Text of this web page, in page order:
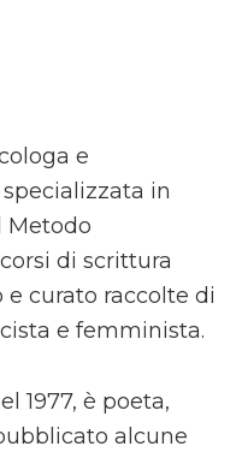
e
in
Metodo
di scrittura
curato raccolte di
e femminista.
1977, è poeta,
alcune